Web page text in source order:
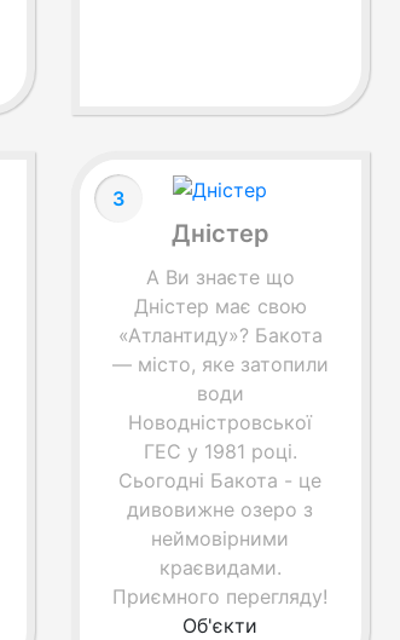
Дністер
3
А Ви знаєте що
Дністер має свою
«Атлантиду»? Бакота
— місто, яке затопили
води
Новодністровської
ГЕС у 1981 році.
Сьогодні Бакота - це
дивовижне озеро з
неймовірними
краєвидами.
Приємного перегляду!
Об'єкти